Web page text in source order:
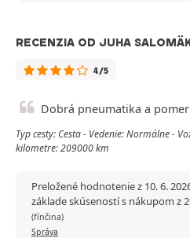
RECENZIA OD JUHA
4/5
Dobrá pneumatika a
Typ cesty: Cesta - Vedenie: Normálne -
kilometre: 209000 km
Preložené hodnotenie z 10. 6.
základe skúseností s nákupom z
(fínčina)
Správa